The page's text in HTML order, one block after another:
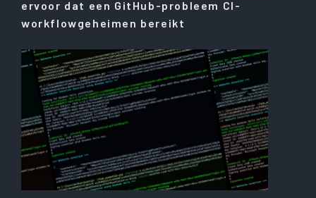
ervoor dat een GitHub-probleem CI-
workflowgeheimen bereikt